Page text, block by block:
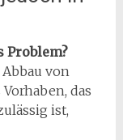
Problem?
von
das
ist,